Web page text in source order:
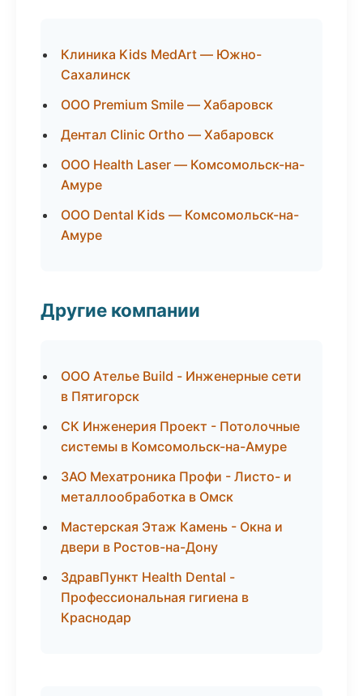
Клиника Kids MedArt — Южно-
Сахалинск
ООО Premium Smile — Хабаровск
Дентал Clinic Ortho — Хабаровск
ООО Health Laser — Комсомольск-на-
Амуре
ООО Dental Kids — Комсомольск-на-
Амуре
Другие компании
ООО Ателье Build - Инженерные сети
в Пятигорск
СК Инженерия Проект - Потолочные
системы в Комсомольск-на-Амуре
ЗАО Мехатроника Профи - Листо- и
металлообработка в Омск
Мастерская Этаж Камень - Окна и
двери в Ростов-на-Дону
ЗдравПункт Health Dental -
Профессиональная гигиена в
Краснодар